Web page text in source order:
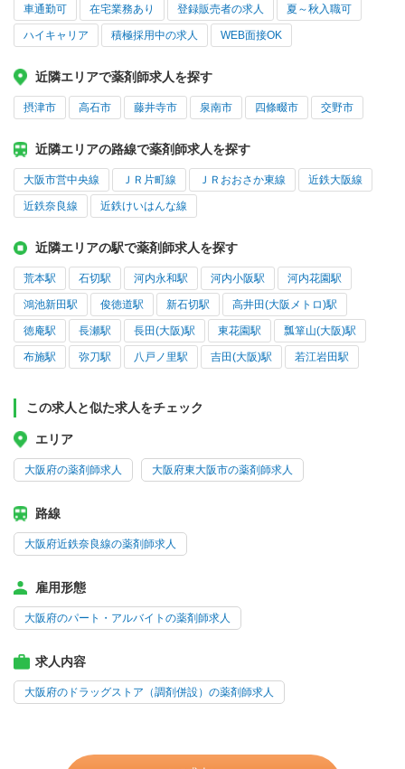
車通勤可 在宅業務あり 登録販売者の求人 夏～秋入職可
ハイキャリア 積極採用中の求人 WEB面接OK
近隣エリアで薬剤師求人を探す
摂津市 高石市 藤井寺市 泉南市 四條畷市 交野市
近隣エリアの路線で薬剤師求人を探す
大阪市営中央線 ＪＲ片町線 ＪＲおおさか東線 近鉄大阪線
近鉄奈良線 近鉄けいはんな線
近隣エリアの駅で薬剤師求人を探す
荒本駅 石切駅 河内永和駅 河内小阪駅 河内花園駅
鴻池新田駅 俊徳道駅 新石切駅 高井田(大阪メトロ)駅
徳庵駅 長瀬駅 長田(大阪)駅 東花園駅 瓢箪山(大阪)駅
布施駅 弥刀駅 八戸ノ里駅 吉田(大阪)駅 若江岩田駅
この求人と似た求人をチェック
エリア
大阪府の薬剤師求人 大阪府東大阪市の薬剤師求人
路線
大阪府近鉄奈良線の薬剤師求人
雇用形態
大阪府のパート・アルバイトの薬剤師求人
求人内容
大阪府のドラッグストア（調剤併設）の薬剤師求人